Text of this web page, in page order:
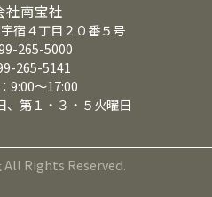
社南宝社
宿４丁目２０番５号
265-5000
265-5141
9:00～17:00
、第１・３・５火曜日
Rights Reserved.